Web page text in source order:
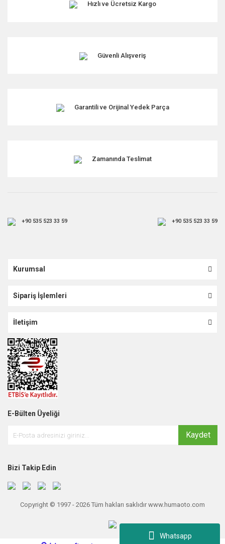
Whatsapp
Hızlı ve Ücretsiz Kargo
Güvenli Alışveriş
Garantili ve Orijinal Yedek Parça
Zamanında Teslimat
+90 535 523 33 59 +90 535 523 33 59
Kurumsal
Sipariş İşlemleri
İletişim
E-Bülten Üyeliği
Kaydet
Bizi Takip Edin
Copyright © 1997 - 2026 Tüm hakları saklıdır www.humaoto.com